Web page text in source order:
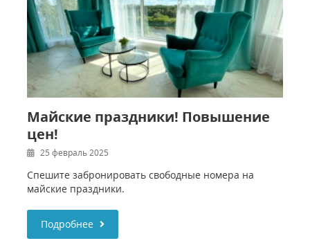
Майские праздники! Повышение
цен!
25 февраль 2025
Спешите забронировать свободные номера на
майские праздники.
Подробнее